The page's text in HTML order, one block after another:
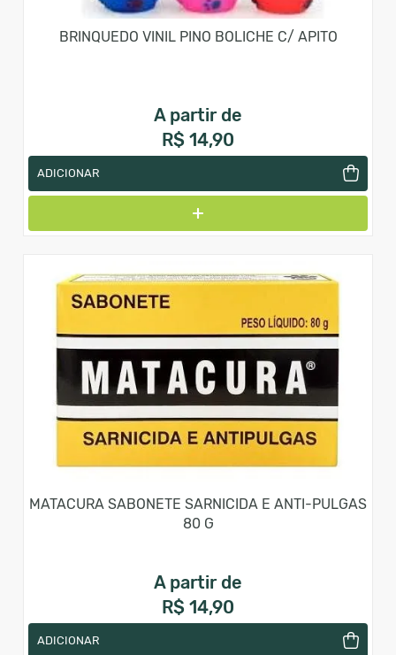
BRINQUEDO VINIL PINO BOLICHE C/ APITO
A partir de
R$ 14,90
ADICIONAR
MATACURA SABONETE SARNICIDA E ANTI-PULGAS
80 G
A partir de
R$ 14,90
ADICIONAR